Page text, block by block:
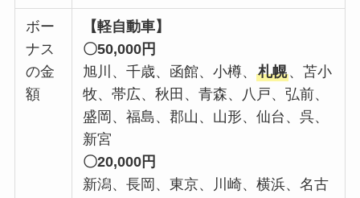
ボー
ナス
の金
額
【軽自動車】
〇50,000円
旭川、千歳、函館、小樽、札幌、苫小
牧、帯広、秋田、青森、八戸、弘前、
盛岡、福島、郡山、山形、仙台、呉、
新宮
〇20,000円
新潟、長岡、東京、川崎、横浜、名古